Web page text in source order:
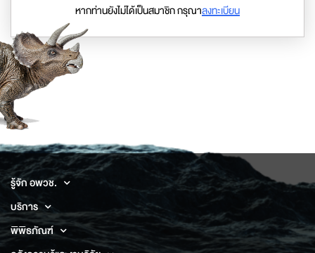
หากท่านยังไม่ได้เป็นสมาชิก กรุณาลงทะเบียน
รู้จัก อพวช.
บริการ
พิพิธภัณฑ์